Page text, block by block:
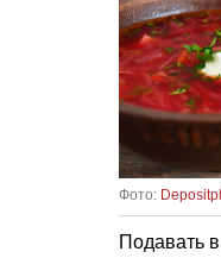
Фото:
Подавать